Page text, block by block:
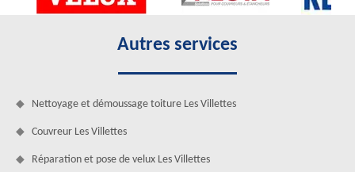
Autres services
Nettoyage et démoussage toiture Les Villettes
Couvreur Les Villettes
Réparation et pose de velux Les Villettes